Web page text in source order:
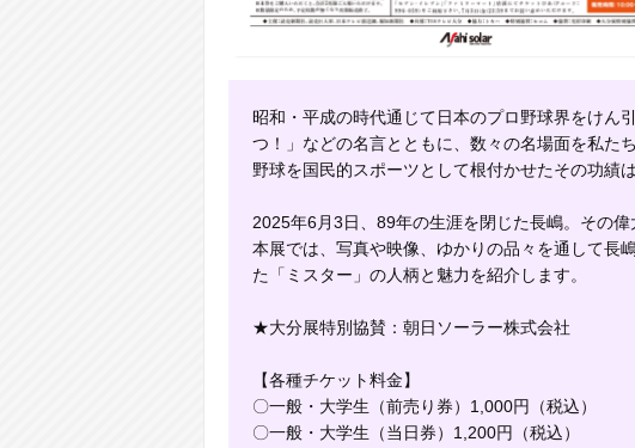
昭和・平成の時代通じて日本のプロ野球界をけん
つ！」などの名言とともに、数々の名場面を私た
野球を国民的スポーツとして根付かせたその功績
2025年6月3日、89年の生涯を閉じた長嶋。その
本展では、写真や映像、ゆかりの品々を通して長
た「ミスター」の人柄と魅力を紹介します。
★大分展特別協賛：朝日ソーラー株式会社
【各種チケット料金】
〇一般・大学生（前売り券）1,000円（税込）
〇一般・大学生（当日券）1,200円（税込）